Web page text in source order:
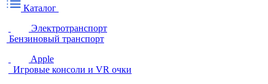
Каталог
Электротранспорт
Бензиновый транспорт
Apple
Игровые консоли и VR очки